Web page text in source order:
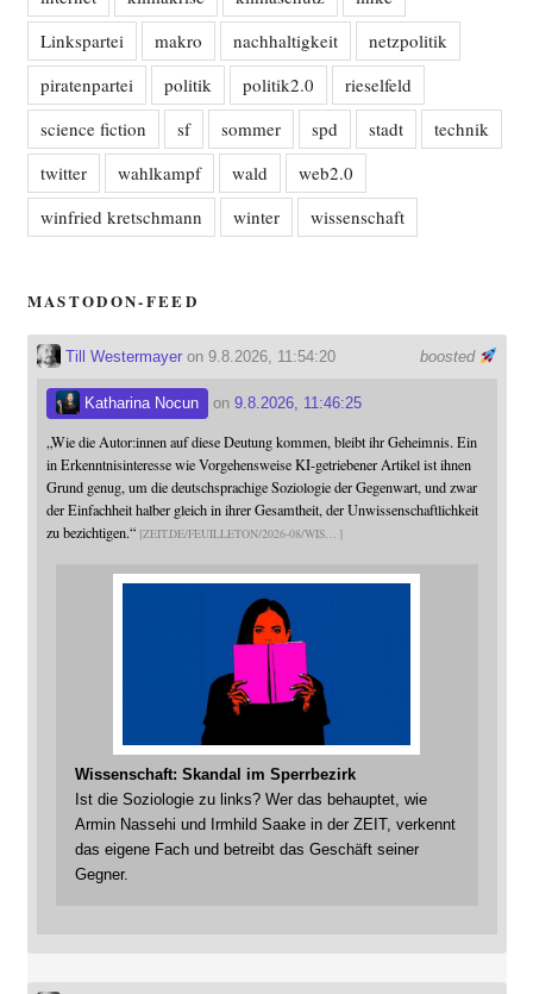
Linkspartei
makro nachhaltigkeit
netzpolitik
piratenpartei
politik politik2.0
rieselfeld
science fiction
sf sommer spd stadt
technik
twitter
wahlkampf wald
web2.0
winfried kretschmann
winter wissenschaft
MASTODON-FEED
boosted
Till Westermayeron 9.8.2026, 11:54:20
Katharina Nocun on 9.8.2026, 11:46:25
„Wie die Autor:innen auf diese Deutung kommen, bleibt ihr Geheimnis. Ein
in Erkenntnisinteresse wie Vorgehensweise KI-getriebener Artikel ist ihnen
Grund genug, um die deutschsprachige Soziologie der Gegenwart, und zwar
der Einfachheit halber gleich in ihrer Gesamtheit, der Unwissenschaftlichkeit
zu bezichtigen.“ ZEIT.DE/FEUILLETON/2026-08/WIS
Wissenschaft: Skandal im Sperrbezirk
Ist die Soziologie zu links? Wer das behauptet, wie
Armin Nassehi und Irmhild Saake in der ZEIT, verkennt
das eigene Fach und betreibt das Geschäft seiner
Gegner.